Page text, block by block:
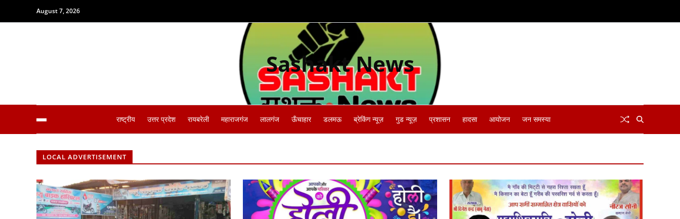
August 7, 2026
Sashakt News
राष्ट्रीय उत्तर प्रदेश रायबरेली महाराजगंज लालगंज ऊँचाहार डलमऊ ब्रेकिंग न्यूज़ गुड न्यूज़ प्रशासन हादसा आयोजन जन समस्या
LOCAL ADVERTISEMENT